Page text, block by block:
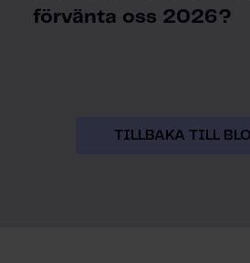
förvänta oss 2026?
TILLBAKA TILL